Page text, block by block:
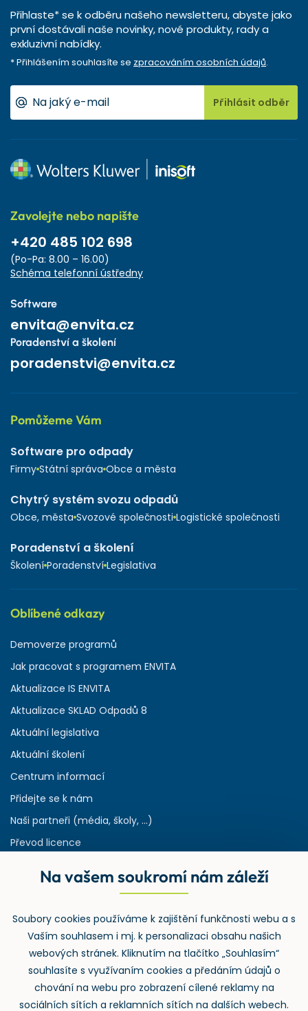
Přihlaste* se k odběru našeho newsletteru, abyste jako
první dostávali naše novinky, nové produkty, rady a
exkluzivní nabídky.
* Přihlášením souhlasíte se zpracováním osobních údajů.
Přihlásit odběr
Zavolejte nebo napište
+420 485 102 698
(Po-Pa: 8.00 – 16.00)
Schéma telefonní ústředny
Software
envita@envita.cz
Poradenství a školení
poradenstvi@envita.cz
Pomůžeme Vám
Software pro odpady
Firmy Státní správa Obce a města
Chytrý systém svozu odpadů
Obce, města Svozové společnosti Logistické společnosti
Poradenství a školení
Školení Poradenství Legislativa
Oblíbené odkazy
Demoverze programů
Jak pracovat s programem ENVITA
Aktualizace IS ENVITA
Aktualizace SKLAD Odpadů 8
Aktuální legislativa
Aktuální školení
Centrum informací
Přidejte se k nám
Naši partneři (média, školy, ...)
Převod licence
Rejstřík používaných zkratek v odpadech
Zpětný odběr
Na vašem soukromí nám záleží
Soubory cookies používáme k zajištění funkčnosti webu a s
Vaším souhlasem i mj. k personalizaci obsahu našich
webových stránek. Kliknutím na tlačítko „Souhlasím“
souhlasíte s využívaním cookies a předáním údajů o
chování na webu pro zobrazení cílené reklamy na
sociálních sítích a reklamních sítích na dalších webech.